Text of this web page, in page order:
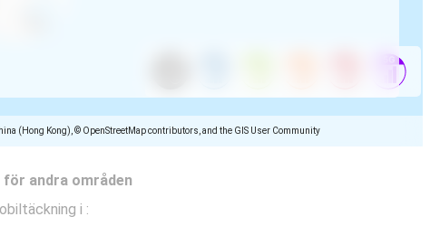
(Hong Kong), © OpenStreetMap contributors, and the GIS User Community
andra områden
i :